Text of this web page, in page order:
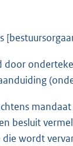
door
besluit
die wordt